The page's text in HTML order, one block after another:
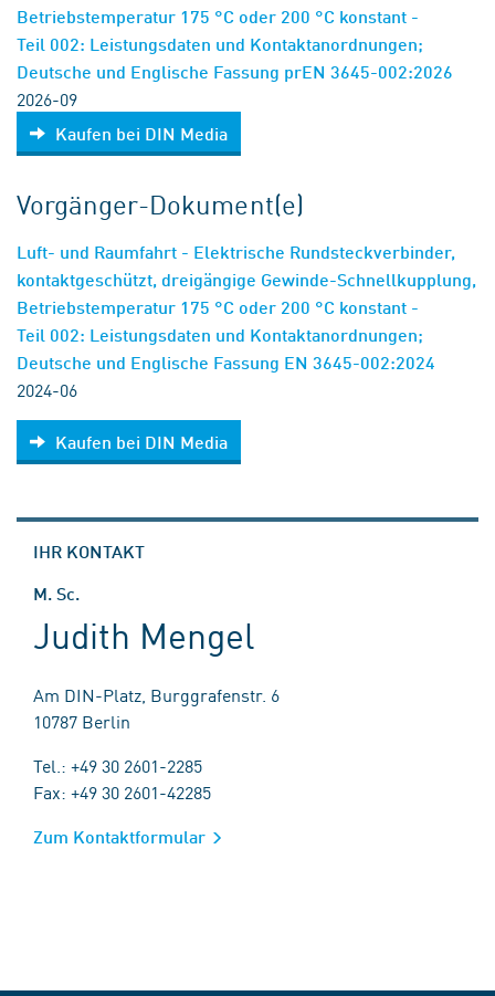
Betriebstemperatur 175 °C oder 200 °C konstant -
Teil 002: Leistungsdaten und Kontaktanordnungen;
Deutsche und Englische Fassung prEN 3645-002:2026
2026-09
Kaufen bei DIN Media
Vorgänger-Dokument(e)
Luft- und Raumfahrt - Elektrische Rundsteckverbinder,
kontaktgeschützt, dreigängige Gewinde-Schnellkupplung,
Betriebstemperatur 175 °C oder 200 °C konstant -
Teil 002: Leistungsdaten und Kontaktanordnungen;
Deutsche und Englische Fassung EN 3645-002:2024
2024-06
Kaufen bei DIN Media
IHR KONTAKT
M. Sc.
Judith Mengel
Am DIN-Platz, Burggrafenstr. 6
10787 Berlin
Tel.: +49 30 2601-2285
Fax: +49 30 2601-42285
Zum Kontaktformular